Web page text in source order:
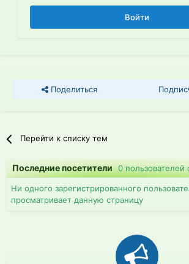
Войти
Поделиться
Перейти к списку тем
Последние посетители0 пользователей
Ни одного зарегистрированного
просматривает данную страницу